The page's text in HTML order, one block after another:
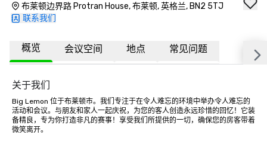
布莱顿边界路 Protran House, 布莱顿, 英格兰, BN2 5TJ
联系我们
概览 会议空间 地点 常见问题
关于我们
Big Lemon 位于布莱顿市。我们专注于在令人难忘的环境中举办令人难忘的
活动和会议。与朋友和家人一起庆祝，为您的客人创造永远珍惜的回忆！它装
备精良，专为你打造非凡的赛事！享受我们所提供的一切，确保您的房客带着
微笑离开。